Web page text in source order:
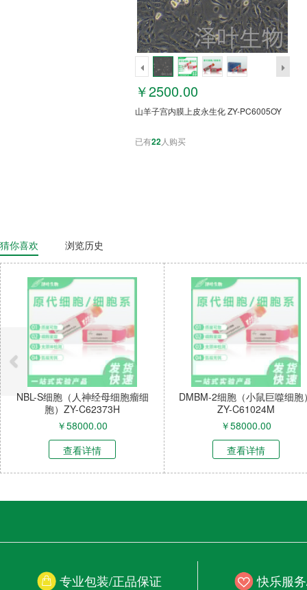
￥2500.00
山羊子宫内膜上皮永生化 ZY-PC6005OY
已有22人购买
猜你喜欢 浏览历史
NBL-S细胞（人神经母细胞瘤细
胞）ZY-C62373H
￥58000.00
查看详情
DMBM-2细胞（小鼠巨噬细胞
ZY-C61024M
￥58000.00
查看详情
专业包装/正品保证 快乐服